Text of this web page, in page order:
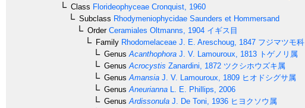
Class Florideophyceae Cronquist, 1960
Subclass Rhodymeniophycidae Saunders et Hommersand
OrderCeramiales Oltmanns, 1904 イギス目
Family Rhodomelaceae J. E. Areschoug, 1847 フジマツモ科
Genus Acanthophora J. V. Lamouroux, 1813 トゲノリ属
Genus Acrocystis Zanardini, 1872 ツクシホウズキ属
Genus Amansia J. V. Lamouroux, 1809 ヒオドシグサ属
Genus Aneurianna L. E. Phillips, 2006
Genus Ardissonula J. De Toni, 1936 ヒヨクソウ属